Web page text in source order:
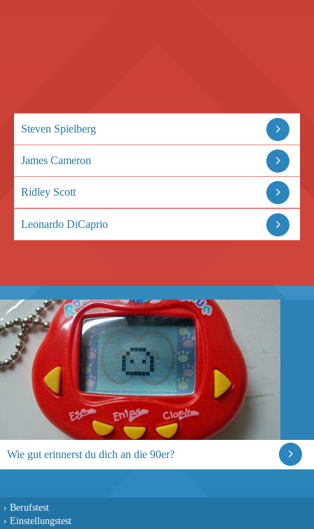
Steven Spielberg
James Cameron
Ridley Scott
Leonardo DiCaprio
Wie gut erinnerst du dich an die 90er?
› Berufstest
› Einstellungstest